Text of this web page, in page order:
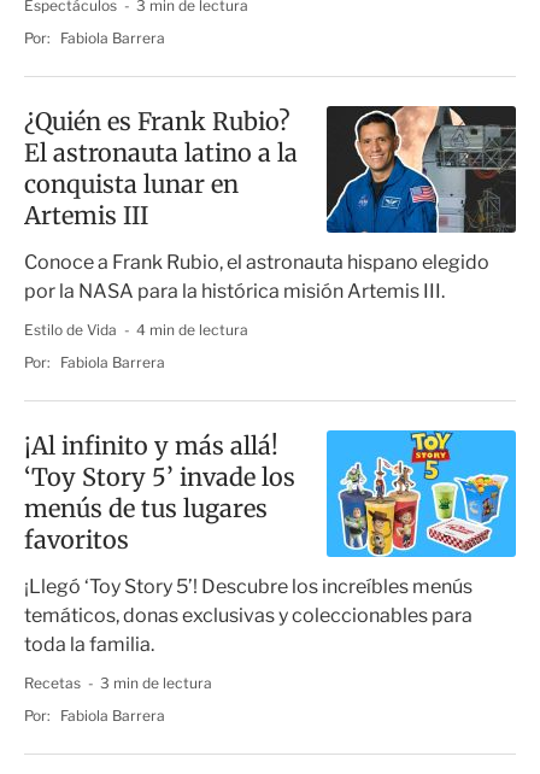
Espectáculos
3 min de lectura
Por:
Fabiola Barrera
¿Quién es Frank Rubio?
El astronauta latino a la
conquista lunar en
Artemis III
Conoce a Frank Rubio, el astronauta hispano elegido
por la NASA para la histórica misión Artemis III.
Estilo de Vida
4 min de lectura
Por:
Fabiola Barrera
¡Al infinito y más allá!
‘Toy Story 5’ invade los
menús de tus lugares
favoritos
¡Llegó ‘Toy Story 5’! Descubre los increíbles menús
temáticos, donas exclusivas y coleccionables para
toda la familia.
Recetas
3 min de lectura
Por:
Fabiola Barrera